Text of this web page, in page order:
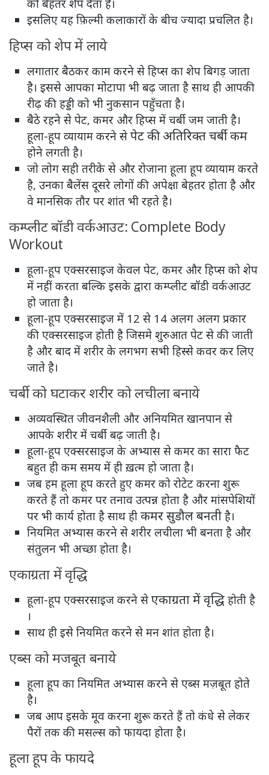
को बेहतर शेप देता है।
इसलिए यह फ़िल्मी कलाकारों के बीच ज्यादा प्रचलित है।
हिप्स को शेप में लाये
लगातार बैठकर काम करने से हिप्स का शेप बिगड़ जाता
है। इससे आपका मोटापा भी बढ़ जाता है साथ ही आपकी
रीढ़ की हड्डी को भी नुकसान पहुँचता है।
बैठे रहने से पेट, कमर और हिप्स में चर्बी जम जाती है।
हूला-हूप व्यायाम करने से पेट की अतिरिक्त चर्बी कम
होने लगती है।
जो लोग सही तरीके से और रोजाना हूला हूप व्यायाम करते
है, उनका बैलेंस दूसरे लोगों की अपेक्षा बेहतर होता है और
वे मानसिक तौर पर शांत भी रहते है।
कम्प्लीट बॉडी वर्कआउट: Complete Body
Workout
हूला-हूप एक्सरसाइज केवल पेट, कमर और हिप्स को शेप
में नहीं करता बल्कि इसके द्वारा कम्प्लीट बॉडी वर्कआउट
हो जाता है।
हूला-हूप एक्सरसाइज में 12 से 14 अलग अलग प्रकार
की एक्सरसाइज होती है जिसमे शुरुआत पेट से की जाती
है और बाद में शरीर के लगभग सभी हिस्से कवर कर लिए
जाते है।
चर्बी को घटाकर शरीर को लचीला बनाये
अव्यवस्थित जीवनशैली और अनियमित खानपान से
आपके शरीर में चर्बी बढ़ जाती है।
हूला-हूप एक्सरसाइज के अभ्यास से कमर का सारा फैट
बहुत ही कम समय में ही ख़त्म हो जाता है।
जब हम हूला हूप करते हुए कमर को रोटेट करना शुरू
करते हैं तो कमर पर तनाव उत्पन्न होता है और मांसपेशियों
पर भी कार्य होता है साथ ही कमर सुडौल बनती है।
नियमित अभ्यास करने से शरीर लचीला भी बनता है और
संतुलन भी अच्छा होता है।
एकाग्रता में वृद्धि
हूला-हूप एक्सरसाइज करने से एकाग्रता में वृद्धि होती है
।
साथ ही इसे नियमित करने से मन शांत होता है।
एब्स को मजबूत बनाये
हूला हूप का नियमित अभ्यास करने से एब्स मज़बूत होते
है।
जब आप इसके मूव करना शुरू करते हैं तो कंधे से लेकर
पैरों तक की मसल्स को फायदा होता है।
हूला हूप के फायदे